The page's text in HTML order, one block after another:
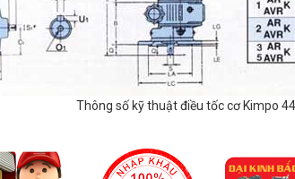
Thông số kỹ thuật điều tốc cơ Kimpo